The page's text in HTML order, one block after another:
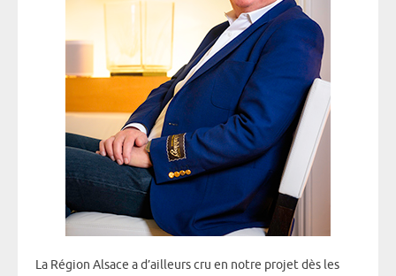
La Région Alsace a d’ailleurs cru en notre projet dès les